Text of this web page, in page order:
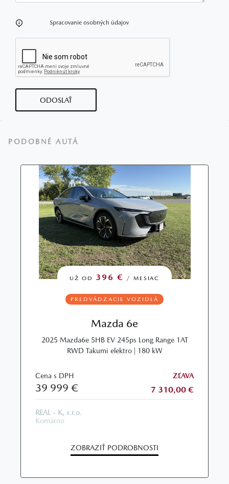
Spracovanie osobných údajov
ODOSLAŤ
PODOBNÉ AUTÁ
UŽ OD 396 € / MESIAC
PREDVÁDZACIE VOZIDLÁ
Mazda 6e
2025 Mazda6e 5HB EV 245ps Long Range 1AT
RWD Takumi elektro | 180 kW
Cena s DPH
39 999 €
ZĽAVA
7 310,00 €
REAL - K, s.r.o.
Komárno
ZOBRAZIŤ PODROBNOSTI